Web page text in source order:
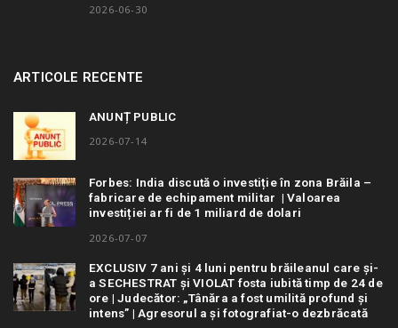
2026-06-30
ARTICOLE RECENTE
ANUNȚ PUBLIC
2026-07-14
Forbes: India discută o investiție în zona Brăila –
fabricare de echipament militar | Valoarea
investiției ar fi de 1 miliard de dolari
2026-07-07
EXCLUSIV 7 ani și 4 luni pentru brăileanul care și-
a SECHESTRAT și VIOLAT fosta iubită timp de 24 de
ore | Judecător: „Tânăra a fost umilită profund și
intens” | Agresorul a și fotografiat-o dezbrăcată